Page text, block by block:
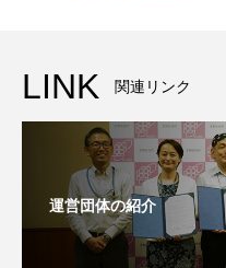
LINK 関連リンク
運営団体の紹介